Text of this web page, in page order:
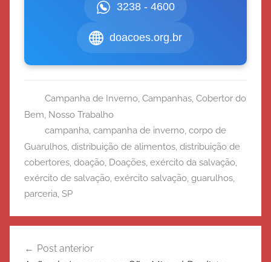
3238 - 4600
doacoes.org.br
Campanha de Inverno, Campanhas, Cobertor do
Bem, Nosso Trabalho
campanha, campanha de inverno, corpo de
Guarulhos, distribuição de alimentos, distribuição de
cobertores, doação, Doações, exército da salvação,
exército de salvação, exército salvação, guarulhos,
parceria, SP
de
Post anterior